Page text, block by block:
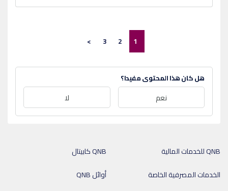
1
2
3
>
هل كان هذا المحتوى مفيدا؟
نعم لا
QNB كابيتال
QNB للخدمات المالية
أوائل QNB
الخدمات المصرفية الخاصة